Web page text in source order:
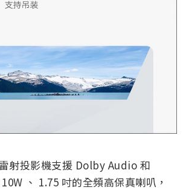
射投影機支援 Dolby Audio 和
、 1.75 吋的全頻高保真喇叭，